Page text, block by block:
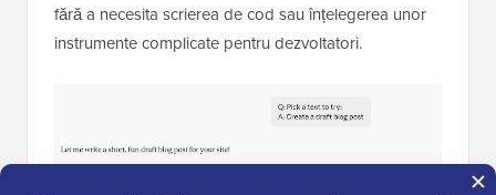
fără a necesita scrierea de cod sau înțelegerea unor
instrumente complicate pentru dezvoltatori.